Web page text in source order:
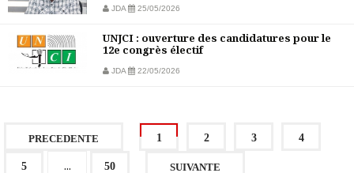
JDA 25/05/2026
UNJCI : ouverture des candidatures pour le
12e congrès électif
JDA 22/05/2026
PRECEDENTE 1 2 3 4
5 ... 50 SUIVANTE